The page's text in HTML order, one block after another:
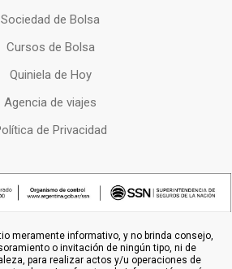
Sociedad de Bolsa
Cursos de Bolsa
Quiniela de Hoy
Agencia de viajes
de Privacidad
meramente informativo, y no brinda consejo,
o invitación de ningún tipo, ni de
para realizar actos y/u operaciones de